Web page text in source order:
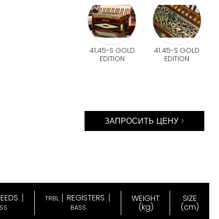
41.45-S GOLD
EDITION
41.45-S GOLD
EDITION
ЗАПРОСИТЬ ЦЕНУ >
TRBL REGISTERS
BASS
WEIGHT
(kg)
SIZE
(cm)